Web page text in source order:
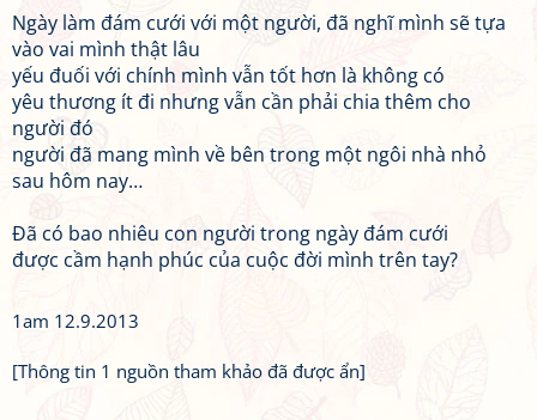
Ngày làm đám cưới với một người, đã nghĩ mình sẽ tựa
vào vai mình thật lâu
yếu đuối với chính mình vẫn tốt hơn là không có
yêu thương ít đi nhưng vẫn cần phải chia thêm cho
người đó
người đã mang mình về bên trong một ngôi nhà nhỏ
sau hôm nay…
Đã có bao nhiêu con người trong ngày đám cưới
được cầm hạnh phúc của cuộc đời mình trên tay?
1am 12.9.2013
[Thông tin 1 nguồn tham khảo đã được ẩn]